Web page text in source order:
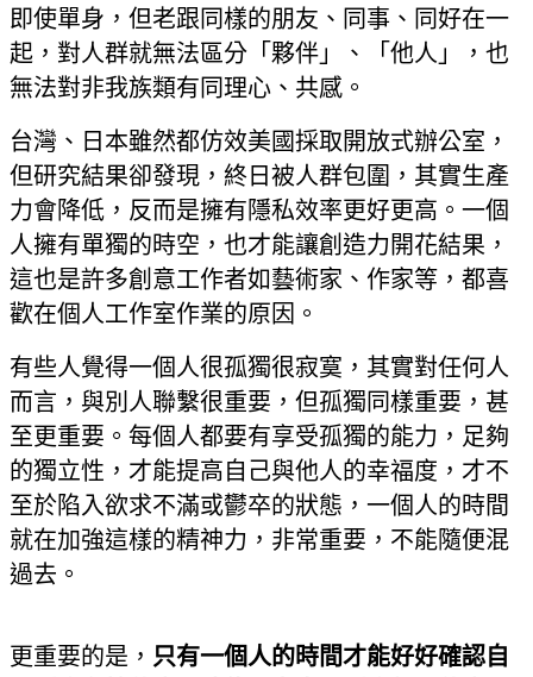
即使單身，但老跟同樣的朋友、同事、同好在一
起，對人群就無法區分「夥伴」、「他人」，也
無法對非我族類有同理心、共感。
台灣、日本雖然都仿效美國採取開放式辦公室，
但研究結果卻發現，終日被人群包圍，其實生產
力會降低，反而是擁有隱私效率更好更高。一個
人擁有單獨的時空，也才能讓創造力開花結果，
這也是許多創意工作者如藝術家、作家等，都喜
歡在個人工作室作業的原因。
有些人覺得一個人很孤獨很寂寞，其實對任何人
而言，與別人聯繫很重要，但孤獨同樣重要，甚
至更重要。每個人都要有享受孤獨的能力，足夠
的獨立性，才能提高自己與他人的幸福度，才不
至於陷入欲求不滿或鬱卒的狀態，一個人的時間
就在加強這樣的精神力，非常重要，不能隨便混
過去。
更重要的是， 只有一個人的時間才能好好確認自